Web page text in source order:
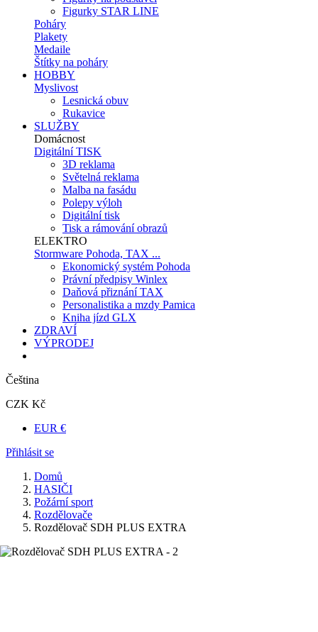
Figurky STAR LINE
Poháry
Plakety
Medaile
Štítky na poháry
HOBBY
Myslivost
Lesnická obuv
Rukavice
SLUŽBY
Domácnost
Digitální TISK
3D reklama
Světelná reklama
Malba na fasádu
Polepy výloh
Digitální tisk
Tisk a rámování obrazů
ELEKTRO
Stormware Pohoda, TAX ...
Ekonomický systém Pohoda
Právní předpisy Winlex
Daňová přiznání TAX
Personalistika a mzdy Pamica
Kniha jízd GLX
ZDRAVÍ
VÝPRODEJ
Čeština
CZK Kč
EUR €
Přihlásit se
Domů
HASIČI
Požární sport
Rozdělovače
Rozdělovač SDH PLUS EXTRA